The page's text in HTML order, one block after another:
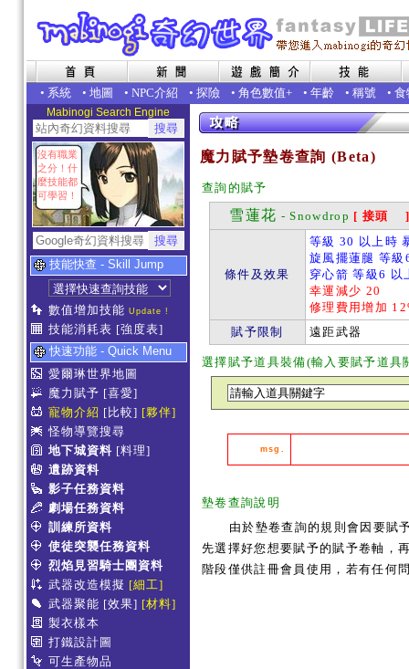
• 系統 • 地圖 • NPC介紹 • 探險 • 角色數值+ • 年齡 • 稱號 • 食
Mabinogi Search Engine
沒有職業
之分！什
麼技能都
可學習！
技能快查 - Skill Jump
數值增加技能 Update !
技能消耗表 [強度表]
快速功能 - Quick Menu
愛爾琳世界地圖
魔力賦予 [喜愛]
寵物介紹 [比較] [夥伴]
怪物導覽搜尋
地下城資料 [料理]
遺跡資料
影子任務資料
劇場任務資料
訓練所資料
使徒突襲任務資料
烈焰見習騎士團資料
武器改造模擬 [細工]
武器聚能 [效果] [材料]
製衣樣本
打鐵設計圖
可生產物品
魔力賦予墊卷查詢 (Beta)
查詢的賦予
雪蓮花 - Snowdrop [ 接頭
條件及效果
等級 30 以上時
旋風擺蓮腿 等
穿心箭 等級6 以
幸運減少 20
修理費用增加
賦予限制
遠距武器
選擇賦予道具裝備(輸入要賦予道
msg.
墊卷查詢說明
由於墊卷查詢的規則會因要賦
先選擇好您想要賦予的賦予卷軸，
階段僅供註冊會員使用，若有任何